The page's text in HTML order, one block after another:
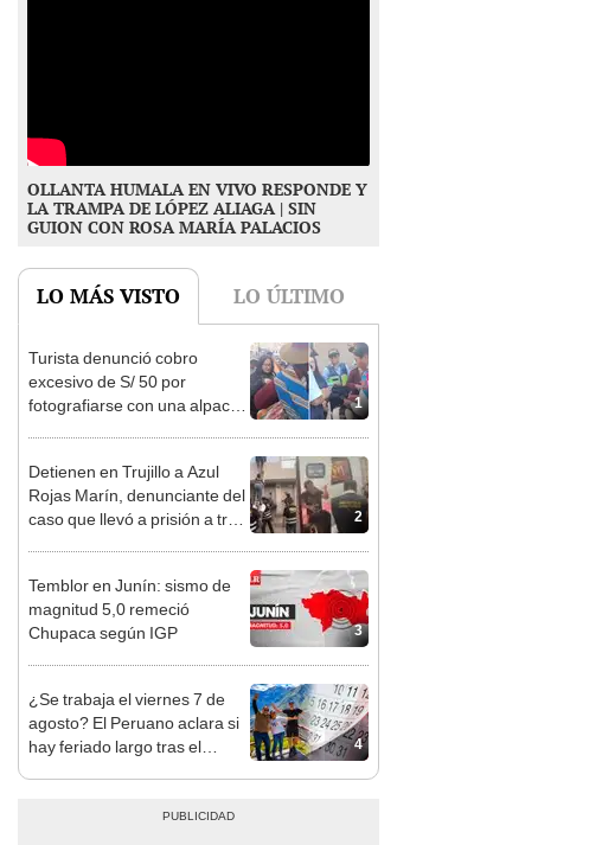
OLLANTA HUMALA EN VIVO RESPONDE Y
LA TRAMPA DE LÓPEZ ALIAGA | SIN
GUION CON ROSA MARÍA PALACIOS
LO MÁS VISTO LO ÚLTIMO
1
Turista denunció cobro
excesivo de S/ 50 por
fotografiarse con una alpaca
2
Detienen en Trujillo a Azul
Rojas Marín, denunciante del
caso que llevó a prisión a tres
3
Temblor en Junín: sismo de
magnitud 5,0 remeció
Chupaca según IGP
4
¿Se trabaja el viernes 7 de
agosto? El Peruano aclara si
hay feriado largo tras el